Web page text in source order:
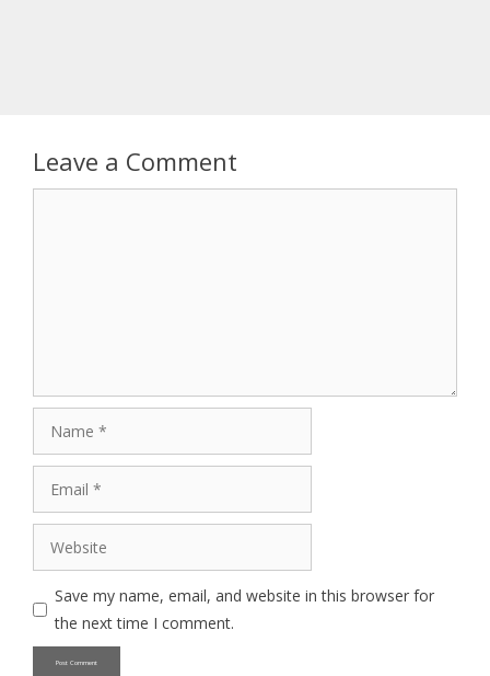
Leave a Comment
Website
Save my name, email, and website in this browser for
the next time I comment.